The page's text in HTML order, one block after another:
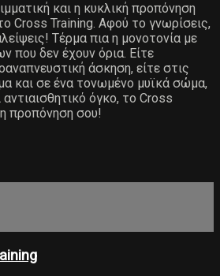
και η κυκλική προπόνηση
Cross Training. Αφού το γνωρίσεις,
Τέρμα πια η μονοτονία με
που δεν έχουν όρια. Είτε
άσκηση, είτε στις
και σε ένα τονωμένο μυϊκά σώμα,
όγκο, το Cross
προπόνηση σου!